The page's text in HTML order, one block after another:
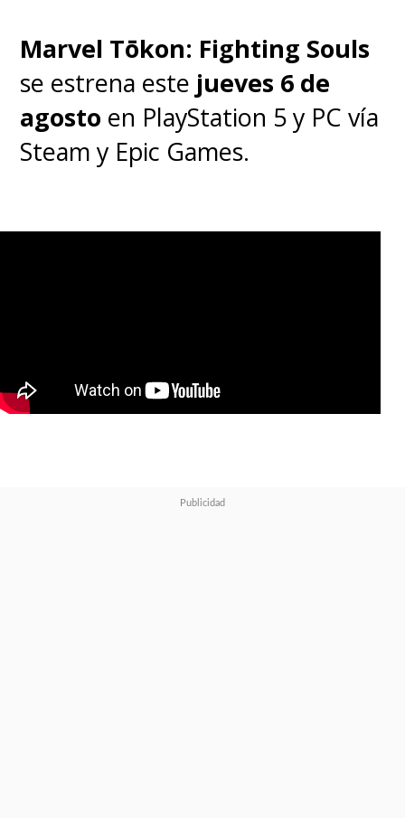
Marvel Tōkon: Fighting Souls
se estrena este jueves 6 de
agosto en PlayStation 5 y PC vía
Steam y Epic Games.